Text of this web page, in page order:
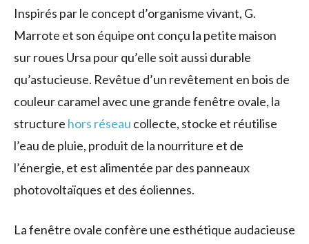
Inspirés par le concept d’organisme vivant, G.
Marrote et son équipe ont conçu la petite maison
sur roues Ursa pour qu’elle soit aussi durable
qu’astucieuse. Revêtue d’un revêtement en bois de
couleur caramel avec une grande fenêtre ovale, la
structure hors réseau collecte, stocke et réutilise
l’eau de pluie, produit de la nourriture et de
l’énergie, et est alimentée par des panneaux
photovoltaïques et des éoliennes.
La fenêtre ovale confère une esthétique audacieuse